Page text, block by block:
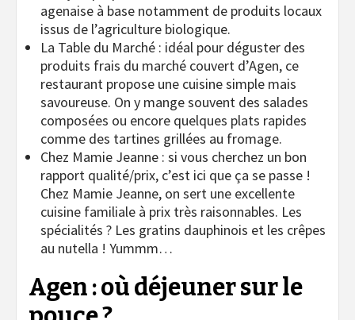
agenaise à base notamment de produits locaux
issus de l’agriculture biologique.
La Table du Marché : idéal pour déguster des
produits frais du marché couvert d’Agen, ce
restaurant propose une cuisine simple mais
savoureuse. On y mange souvent des salades
composées ou encore quelques plats rapides
comme des tartines grillées au fromage.
Chez Mamie Jeanne : si vous cherchez un bon
rapport qualité/prix, c’est ici que ça se passe !
Chez Mamie Jeanne, on sert une excellente
cuisine familiale à prix très raisonnables. Les
spécialités ? Les gratins dauphinois et les crêpes
au nutella ! Yummm…
Agen : où déjeuner sur le